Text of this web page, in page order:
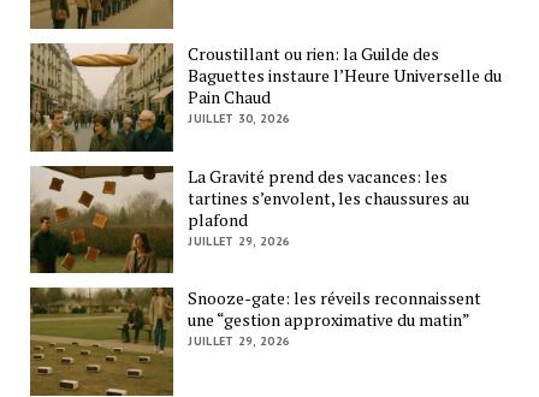
Croustillant ou rien: la Guilde des
Baguettes instaure l’Heure Universelle du
Pain Chaud
JUILLET 30, 2026
La Gravité prend des vacances: les
tartines s’envolent, les chaussures au
plafond
JUILLET 29, 2026
Snooze-gate: les réveils reconnaissent
une “gestion approximative du matin”
JUILLET 29, 2026